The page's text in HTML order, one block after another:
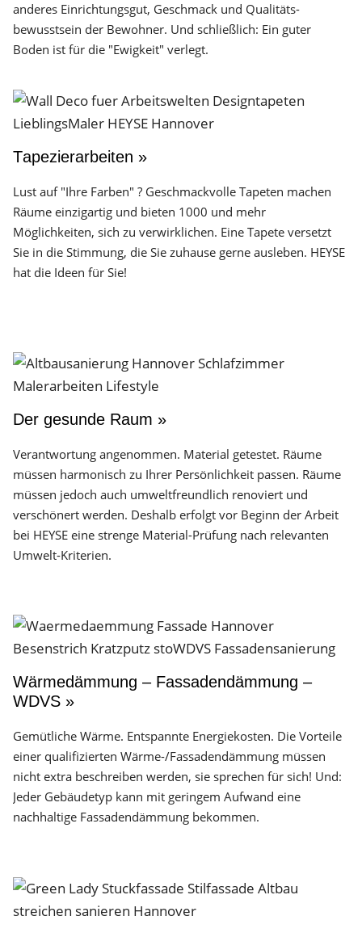
anderes Einrichtungs­gut, Geschmack und Qualitäts­
bewusstsein der Bewohner. Und schließlich: Ein guter
Boden ist für die "Ewigkeit" verlegt.
Tapezierarbeiten »
Lust auf "Ihre Farben" ? Geschmackvolle Tapeten machen
Räume einzigartig und bieten 1000 und mehr
Möglichkeiten, sich zu verwirklichen. Eine Tapete versetzt
Sie in die Stimmung, die Sie zuhause gerne ausleben. HEYSE
hat die Ideen für Sie!
Der gesunde Raum »
Verantwortung angenommen. Material getestet. Räume
müssen harmonisch zu Ihrer Persönlichkeit passen. Räume
müssen jedoch auch umweltfreundlich renoviert und
verschönert werden. Deshalb erfolgt vor Beginn der Arbeit
bei HEYSE eine strenge Material-Prüfung nach relevanten
Umwelt-Kriterien.
Wärmedämmung – Fassadendämmung –
WDVS »
Gemütliche Wärme. Entspannte Energiekosten. Die Vorteile
einer qualifizierten Wärme-/Fassadendämmung müssen
nicht extra beschreiben werden, sie sprechen für sich! Und:
Jeder Gebäudetyp kann mit geringem Aufwand eine
nachhaltige Fassadendämmung bekommen.